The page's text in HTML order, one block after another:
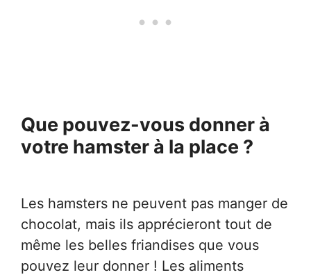
Que pouvez-vous donner à
votre hamster à la place ?
Les hamsters ne peuvent pas manger de
chocolat, mais ils apprécieront tout de
même les belles friandises que vous
pouvez leur donner ! Les aliments